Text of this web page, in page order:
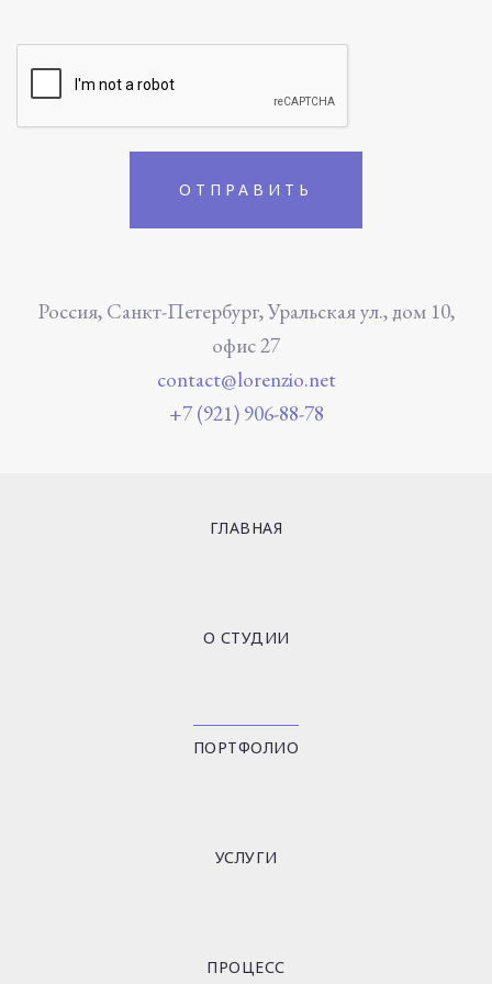
Россия, Санкт-Петербург, Уральская ул., дом 10,
офис 27
contact@lorenzio.net
+7 (921) 906-88-78
ГЛАВНАЯ
О СТУДИИ
ПОРТФОЛИО
УСЛУГИ
ПРОЦЕСС